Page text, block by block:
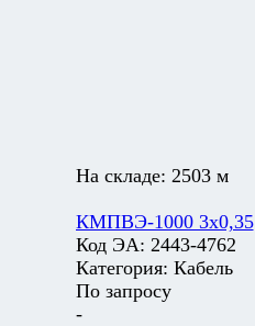
На складе: 2503 м
КМПВЭ-1000 3х0,35
Код ЭА: 2443-4762
Категория: Кабель
По запросу
-